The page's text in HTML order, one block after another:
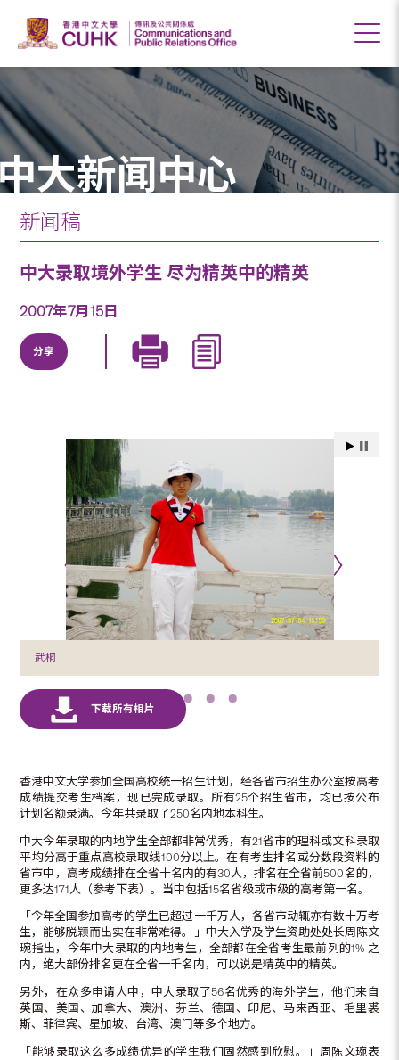
大新闻中心
新闻稿
中大录取境外学生 尽为精英中的精英
2007年7月15日
分享
武桐
香港中文大学参加全国高校统一招生计划，经各省市招生办公室按高考
成绩提交考生档案，现已完成录取。所有25个招生省市，均已按公布
计划名额录满。今年共录取了250名内地本科生。
中大今年录取的内地学生全部都非常优秀，有21省市的理科或文科录取
平均分高于重点高校录取线100分以上。在有考生排名或分数段资料的
省市中，高考成绩排在全省十名内的有30人，排名在全省前500名的，
更多达171人（参考下表）。当中包括15名省级或市级的高考第一名。
「今年全国参加高考的学生已超过一千万人，各省市动辄亦有数十万考
生，能够脱颖而出实在非常难得。」中大入学及学生资助处处长周陈文
琬指出，今年中大录取的内地考生，全部都在全省考生最前列的1% 之
内，绝大部份排名更在全省一千名内，可以说是精英中的精英。
另外，在众多申请人中，中大录取了56名优秀的海外学生，他们来自
英国、美国、加拿大、澳洲、芬兰、德国、印尼、马来西亚、毛里裘
斯、菲律宾、星加坡、台湾、澳门等多个地方。
「能够录取这么多成绩优异的学生我们固然感到欣慰。」周陈文琬表